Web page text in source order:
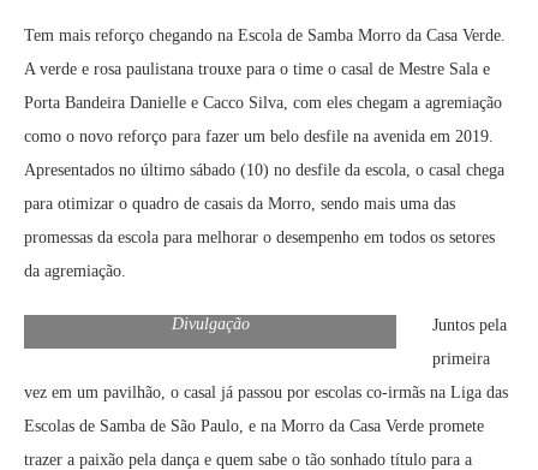
Tem mais reforço chegando na Escola de Samba Morro da Casa Verde.
A verde e rosa paulistana trouxe para o time o casal de Mestre Sala e
Porta Bandeira Danielle e Cacco Silva, com eles chegam a agremiação
como o novo reforço para fazer um belo desfile na avenida em 2019.
Apresentados no último sábado (10) no desfile da escola, o casal chega
para otimizar o quadro de casais da Morro, sendo mais uma das
promessas da escola para melhorar o desempenho em todos os setores
da agremiação.
Divulgação
Juntos pela
primeira
vez em um pavilhão, o casal já passou por escolas co-irmãs na Liga das
Escolas de Samba de São Paulo, e na Morro da Casa Verde promete
trazer a paixão pela dança e quem sabe o tão sonhado título para a